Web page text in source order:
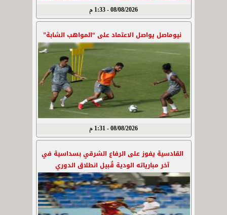
08/08/2026 - 1:33 م
نيوماصل يواصل الاعتماد على “المواهب الشابة”
08/08/2026 - 1:31 م
القادسية يفوز على الرفاع الشرقي بسداسية في
آخر مبارياته الودية قُبيل انطلاق الدوري